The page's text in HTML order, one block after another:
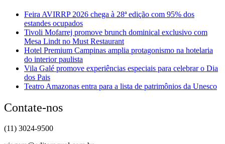
Feira AVIRRP 2026 chega à 28ª edição com 95% dos
estandes ocupados
Tivoli Mofarrej promove brunch dominical exclusivo com
Mesa Lindt no Must Restaurant
Hotel Premium Campinas amplia protagonismo na hotelaria
do interior paulista
Vila Galé promove experiências especiais para celebrar o Dia
dos Pais
Teatro Amazonas entra para a lista de patrimônios da Unesco
Contate-nos
(11) 3024-9500